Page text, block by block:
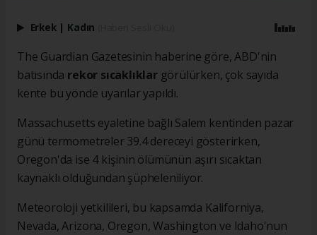
Erkek | Kadın
The Guardian Gazetesinin haberine göre, ABD'nin
batısında rekor sıcaklıklargörülürken, çok sayıda
kente bu yönde uyarılar yapıldı.
Massachusetts eyaletine bağlı Salem kentinden pazar
günü termometreler 39.4 dereceyi gösterirken,
Oregon'da ise 4 kişinin ölümünün aşırı sıcaktan
kaynaklı olduğundan şüpheleniliyor.
Meteoroloji yetkilileri, bu kapsamda Kaliforniya,
Nevada, Arizona, Oregon, Washington ve Idaho'nun